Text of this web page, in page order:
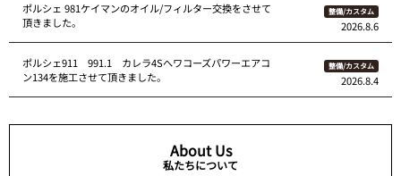
ポルシェ 981ケイマンのオイル/フィルター交換をさせて
頂きました。
整備/カスタム
2026.8.6
ポルシェ911 991.1 カレラ4Sへワコーズパワーエアコ
ン134を施工させて頂きました。
整備/カスタム
2026.8.4
About Us
私たちについて